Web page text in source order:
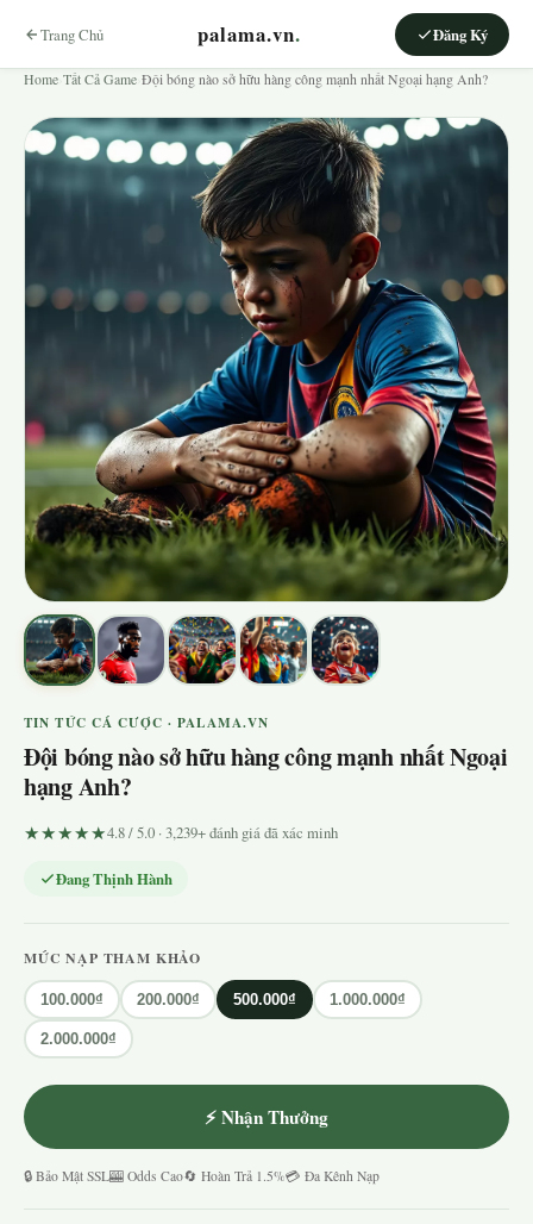
Trang Chủ palama.vn. Đăng Ký
Home Tất Cả Game Đội bóng nào sở hữu hàng công mạnh nhất Ngoại hạng Anh?
TIN TỨC CÁ CƯỢC · PALAMA.VN
Đội bóng nào sở hữu hàng công mạnh nhất Ngoại
hạng Anh?
★★★★★4.8 / 5.0 · 3,239+ đánh giá đã xác minh
Đang Thịnh Hành
MỨC NẠP THAM KHẢO
100.000₫ 200.000₫ 500.000₫ 1.000.000₫
2.000.000₫
⚡ Nhận Thưởng
🔒 Bảo Mật SSL🎰 Odds Cao🔄 Hoàn Trả 1.5%💳 Đa Kênh Nạp